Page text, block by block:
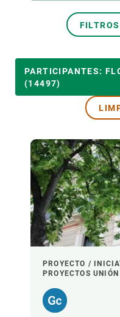
TEMAS
LIDERADO POR
PARTICIPANTES
FINANCIACIÓN
AÑO DE INICIO
PARTICIPANTES:
(14497)
PROYECTO /
PROYECTOS